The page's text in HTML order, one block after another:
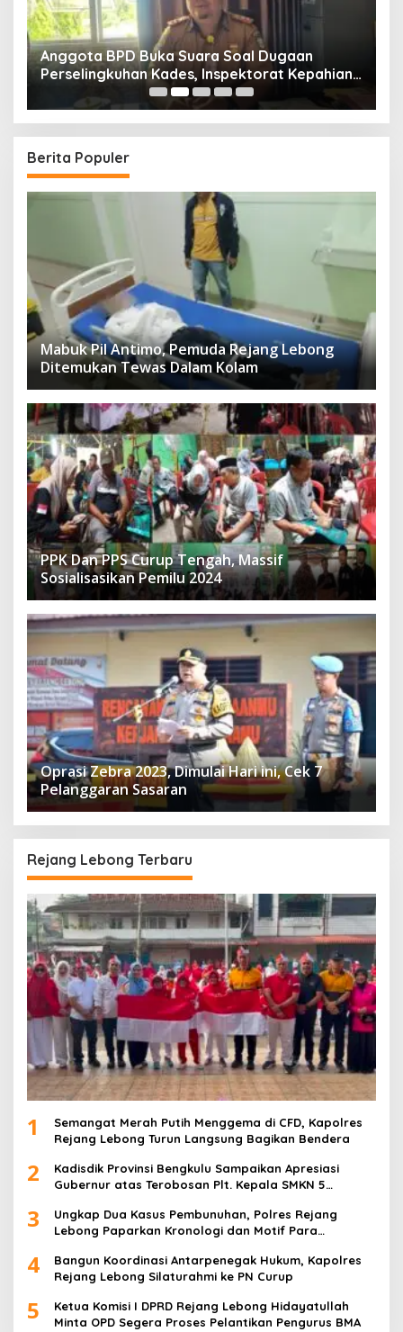
Anggota BPD Buka Suara Soal Dugaan
Perselingkuhan Kades, Inspektorat Kepahiang
Pastikan Akan Panggil Kades Suro Muncar
Berita Populer
Mabuk Pil Antimo, Pemuda Rejang Lebong
Ditemukan Tewas Dalam Kolam
PPK Dan PPS Curup Tengah, Massif
Sosialisasikan Pemilu 2024
Oprasi Zebra 2023, Dimulai Hari ini, Cek 7
Pelanggaran Sasaran
Rejang Lebong Terbaru
1
Semangat Merah Putih Menggema di CFD, Kapolres
Rejang Lebong Turun Langsung Bagikan Bendera
2
Kadisdik Provinsi Bengkulu Sampaikan Apresiasi
Gubernur atas Terobosan Plt. Kepala SMKN 5
3
Ungkap Dua Kasus Pembunuhan, Polres Rejang
Lebong Paparkan Kronologi dan Motif Para
4
Bangun Koordinasi Antarpenegak Hukum, Kapolres
Rejang Lebong Silaturahmi ke PN Curup
5
Ketua Komisi I DPRD Rejang Lebong Hidayatullah
Minta OPD Segera Proses Pelantikan Pengurus BMA